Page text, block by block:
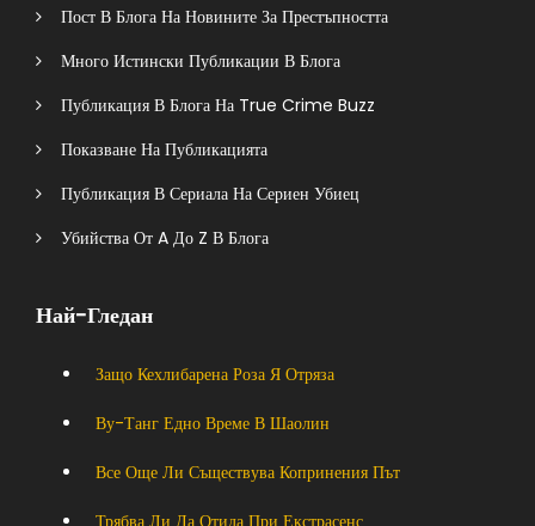
Пост В Блога На Новините За Престъпността
Много Истински Публикации В Блога
Публикация В Блога На True Crime Buzz
Показване На Публикацията
Публикация В Сериала На Сериен Убиец
Убийства От A До Z В Блога
Най-Гледан
Защо Кехлибарена Роза Я Отряза
Ву-Танг Едно Време В Шаолин
Все Още Ли Съществува Копринения Път
Трябва Ли Да Отида При Екстрасенс